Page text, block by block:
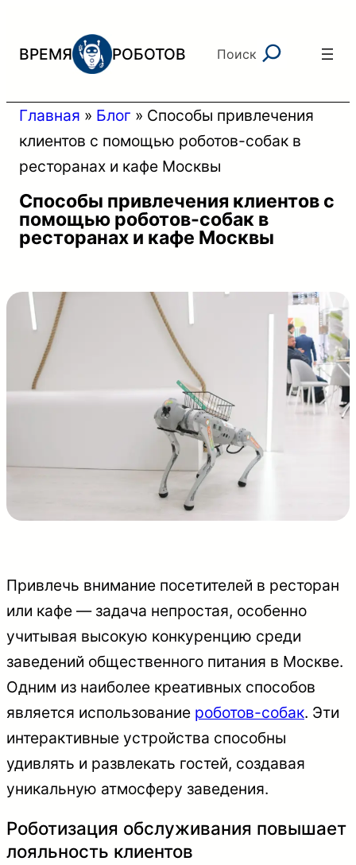
содержимому
ВРЕМЯ РОБОТОВ Поиск Поиск
Главная » Блог » Способы привлечения
клиентов с помощью роботов-собак в
ресторанах и кафе Москвы
Способы привлечения клиентов с
помощью роботов-собак в
ресторанах и кафе Москвы
Привлечь внимание посетителей в ресторан
или кафе — задача непростая, особенно
учитывая высокую конкуренцию среди
заведений общественного питания в Москве.
Одним из наиболее креативных способов
является использование роботов-собак. Эти
интерактивные устройства способны
удивлять и развлекать гостей, создавая
уникальную атмосферу заведения.
Роботизация обслуживания повышает
лояльность клиентов